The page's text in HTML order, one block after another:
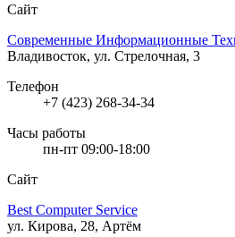
Сайт
Современные Информационные
Владивосток, ул. Стрелочная, 3
Телефон
+7 (423) 268-34-34
Часы работы
пн-пт 09:00-18:00
Сайт
Best Computer Service
ул. Кирова, 28, Артём